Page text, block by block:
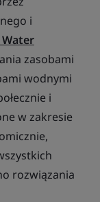
i
zasobami
wodnymi
i
w zakresie
rozwiązania